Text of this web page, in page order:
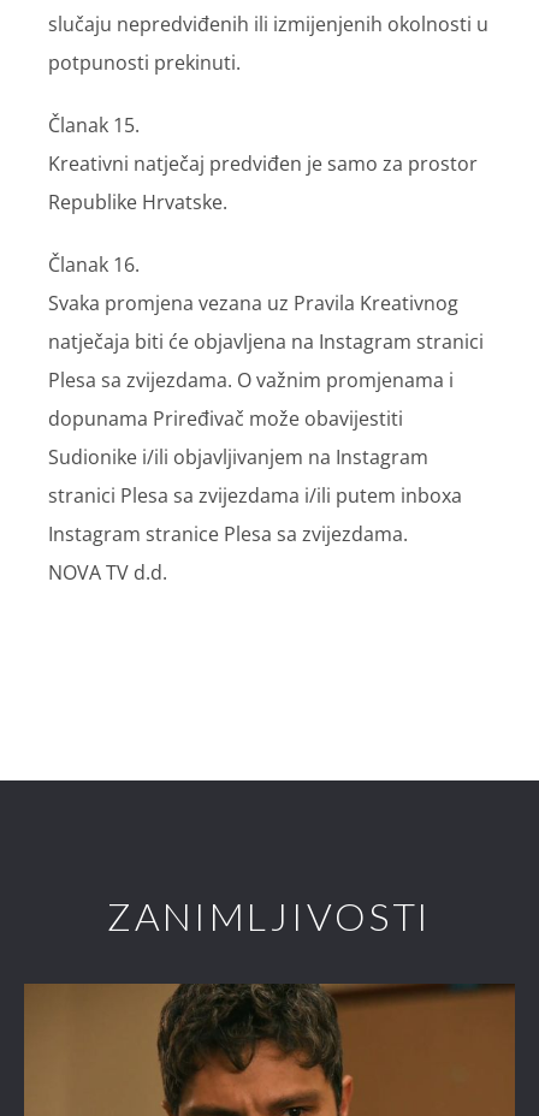
slučaju nepredviđenih ili izmijenjenih okolnosti u
potpunosti prekinuti.
Članak 15.
Kreativni natječaj predviđen je samo za prostor
Republike Hrvatske.
Članak 16.
Svaka promjena vezana uz Pravila Kreativnog
natječaja biti će objavljena na Instagram stranici
Plesa sa zvijezdama. O važnim promjenama i
dopunama Priređivač može obavijestiti
Sudionike i/ili objavljivanjem na Instagram
stranici Plesa sa zvijezdama i/ili putem inboxa
Instagram stranice Plesa sa zvijezdama.
NOVA TV d.d.
ZANIMLJIVOSTI